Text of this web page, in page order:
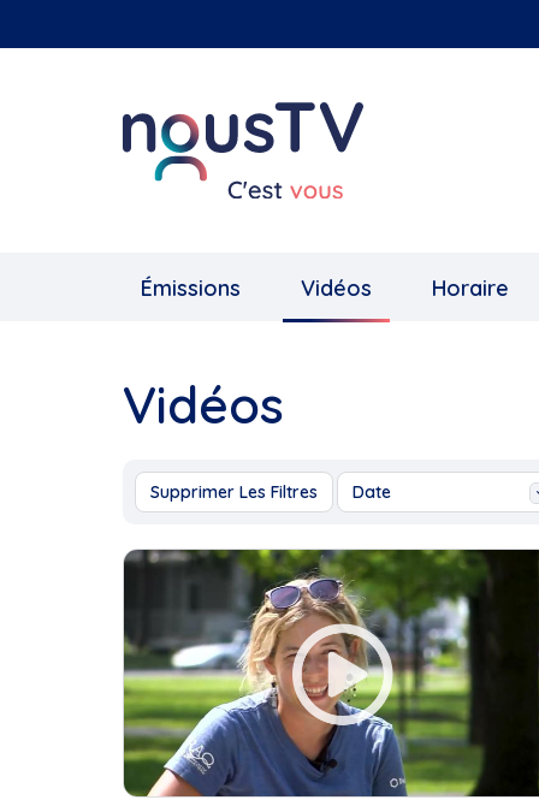
au
Émissions Vidéos Horaire
Vidéos
Supprimer Les Filtres Date
Cette Semaine
Ce Mois
Cette Année